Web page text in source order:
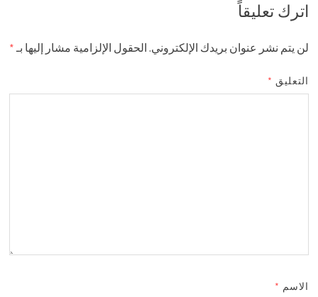
اترك تعليقاً
لن يتم نشر عنوان بريدك الإلكتروني. الحقول الإلزامية مشار إليها بـ*
التعليق *
الاسم *